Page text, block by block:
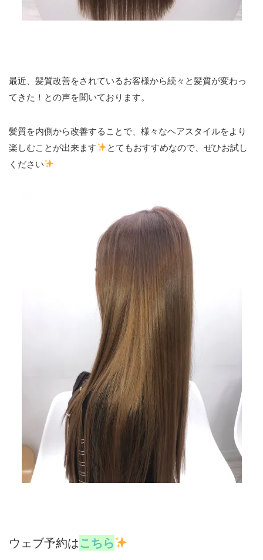
最近、髪質改善をされているお客様から続々と髪質が変わっ
てきた！との声を聞いております。
髪質を内側から改善することで、様々なヘアスタイルをより
楽しむことが出来ます
とてもおすすめなので、ぜひお試し
ください
ウェブ予約はこちら